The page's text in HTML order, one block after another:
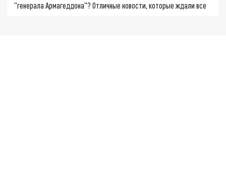
"генерала Армагеддона"? Отличные новости, которые ждали все